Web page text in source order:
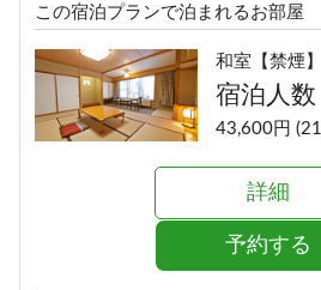
この宿泊プランで泊まれるお部屋
和室【禁煙】
宿泊人
43,600円
詳細
予約する